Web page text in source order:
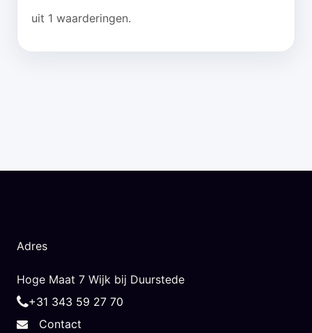
uit 1 waarderingen.
Adres
Hoge Maat 7 Wijk bij Duurstede
+31 343 59 27 70
Contact